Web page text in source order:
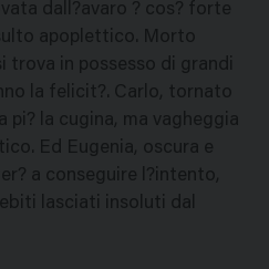
dall?avaro ? cos? forte
apoplettico. Morto
trova in possesso di grandi
la felicit?. Carlo, tornato
pi? la cugina, ma vagheggia
Ed Eugenia, oscura e
a conseguire l?intento,
lasciati insoluti dal